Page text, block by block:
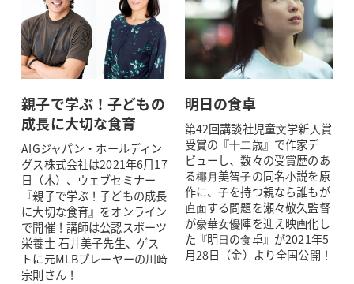
親子で学ぶ！子どもの
成長に大切な食育
AIGジャパン・ホールディン
グス株式会社は2021年6月17
日（木）、ウェブセミナー
『親子で学ぶ！子どもの成長
に大切な食育』をオンライン
で開催！講師は公認スポーツ
栄養士 石井美子先生、ゲス
トに元MLBプレーヤーの川﨑
宗則さん！
明日の食卓
第42回講談社児童⽂学新⼈賞
受賞の『⼗⼆歳』で作家デ
ビューし、数々の受賞歴のあ
る椰⽉美智⼦の同名⼩説を原
作に、⼦を持つ親なら誰もが
直⾯する問題を瀬々敬久監督
が豪華⼥優陣を迎え映画化し
た『明⽇の⾷卓』が2021年5
月28日（金）より全国公開！